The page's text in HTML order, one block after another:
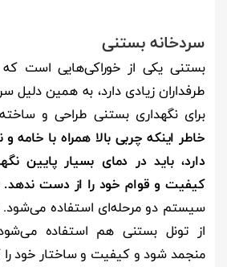
سردخانه بستنی
بستنی یکی از خوراکی‌هایی است
طرفداران زیادی دارد، به همین دلیل
برای نگهداری بستنی طراحی و
خاطر اینکه چربی بالا همراه با خامه
دارد، باید در دمای بسیار پایین
کیفیت و قوام خود را از دست ندهد.
سیستم دو مرحله‌ای استفاده می‌شود.
از تونل بستنی هم استفاده
منجمد شود و کیفیت و ساختار خود را